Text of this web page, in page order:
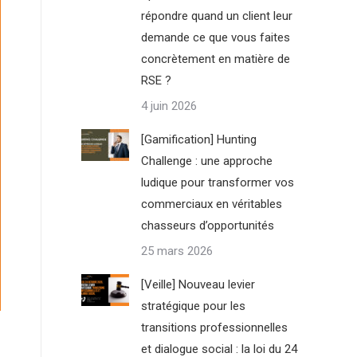
répondre quand un client leur
demande ce que vous faites
concrètement en matière de
RSE ?
4 juin 2026
[Gamification] Hunting
Challenge : une approche
ludique pour transformer vos
commerciaux en véritables
chasseurs d’opportunités
25 mars 2026
[Veille] Nouveau levier
stratégique pour les
transitions professionnelles
et dialogue social : la loi du 24